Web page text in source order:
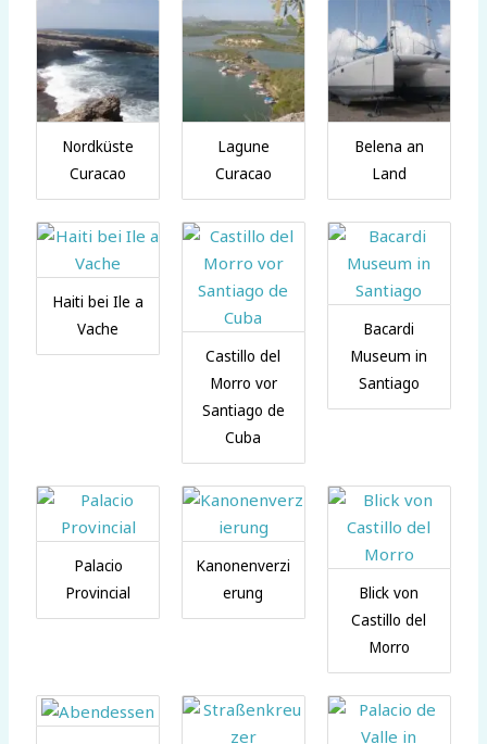
Nordküste
Curacao
Lagune
Curacao
Belena an
Land
Haiti bei Ile a
Vache
Castillo del
Morro vor
Santiago de
Cuba
Bacardi
Museum in
Santiago
Palacio
Provincial
Kanonenverzi
erung
Blick von
Castillo del
Morro